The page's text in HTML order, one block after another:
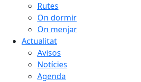
Rutes
On dormir
On menjar
Actualitat
Avisos
Notícies
Agenda